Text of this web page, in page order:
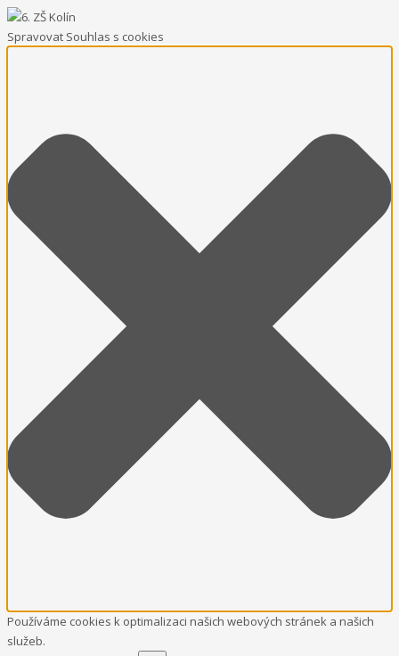
Spravovat Souhlas s cookies
Používáme cookies k optimalizaci našich webových stránek a našich
služeb.